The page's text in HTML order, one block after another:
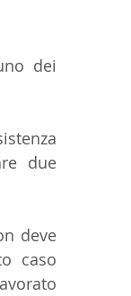
dei
due
deve
caso